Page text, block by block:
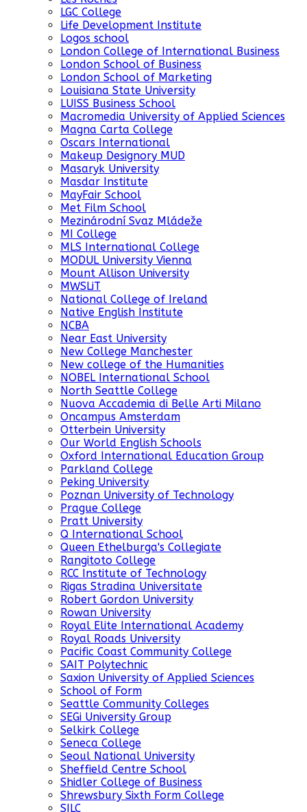
LGC College
Life Development Institute
Logos school
London College of International Business
London School of Business
London School of Marketing
Louisiana State University
LUISS Business School
Macromedia University of Applied Sciences
Magna Carta College
Oscars International
Makeup Designory MUD
Masaryk University
Masdar Institute
MayFair School
Met Film School
Mezinárodní Svaz Mládeže
MI College
MLS International College
MODUL University Vienna
Mount Allison University
MWSLiT
National College of Ireland
Native English Institute
NCBA
Near East University
New College Manchester
New college of the Humanities
NOBEL International School
North Seattle College
Nuova Accademia di Belle Arti Milano
Oncampus Amsterdam
Otterbein University
Our World English Schools
Oxford International Education Group
Parkland College
Peking University
Poznan University of Technology
Prague College
Pratt University
Q International School
Queen Ethelburga's Collegiate
Rangitoto College
RCC Institute of Technology
Rigas Stradina Universitate
Robert Gordon University
Rowan University
Royal Elite International Academy
Royal Roads University
Pacific Coast Community College
SAIT Polytechnic
Saxion University of Applied Sciences
School of Form
Seattle Community Colleges
SEGi University Group
Selkirk College
Seneca College
Seoul National University
Sheffield Centre School
Shidler College of Business
Shrewsbury Sixth Form College
SILC